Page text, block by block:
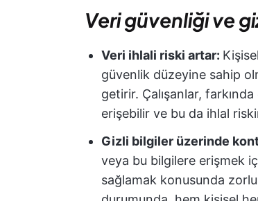
Veri güvenliği ve
Veri ihlali riski artar:
güvenlik düzeyine sahip
getirir. Çalışanlar,
erişebilir ve bu da ihlal
Gizli bilgiler üzerinde
veya bu bilgilere erişmek
sağlamak konusunda